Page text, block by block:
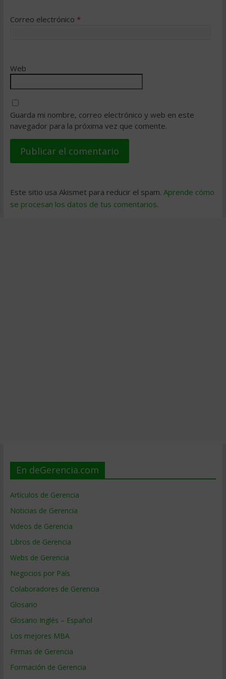
Correo electrónico *
Web
Guarda mi nombre, correo electrónico y web en este
navegador para la próxima vez que comente.
Este sitio usa Akismet para reducir el spam. Aprende cómo
se procesan los datos de tus comentarios.
En deGerencia.com
Artículos de Gerencia
Noticias de Gerencia
Videos de Gerencia
Libros de Gerencia
Webs de Gerencia
Negocios por País
Colaboradores de Gerencia
Glosario
Glosario Inglés – Español
Los mejores MBA
Firmas de Gerencia
Formación de Gerencia